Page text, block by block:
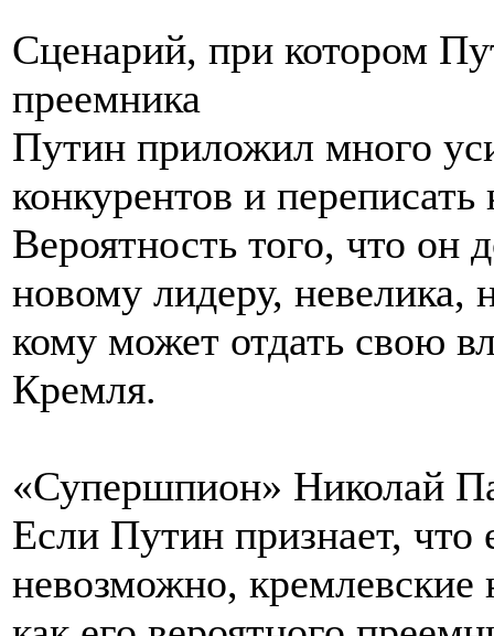
Сценарий, при котором
преемника
Путин приложил много
конкурентов и
Вероятность того, что он
новому лидеру, невелика,
кому может отдать свою
Кремля.
«Супершпион» Николай
Если Путин признает, что
невозможно,